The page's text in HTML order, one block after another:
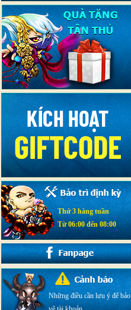
Thứ 3 hàng tuần
Từ 06:00 đến 08:00
Những điều cần lưu ý để bảo